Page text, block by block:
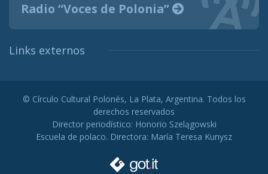
Radio “Voces de Polonia”
Links externos
© Círculo Cultural Polonés, La Plata, Argentina. Todos los
derechos reservados
Director periodístico: Honorio Szelągowski
Escuela de polaco. Directora: María Teresa Kunysz